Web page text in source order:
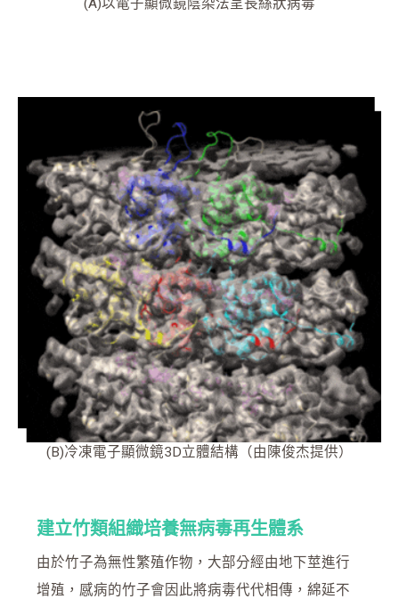
(A)以電子顯微鏡陰染法呈長絲狀病毒
(B)冷凍電子顯微鏡3D立體結構（由陳俊杰提供）
建立竹類組織培養無病毒再生體系
由於竹子為無性繁殖作物，大部分經由地下莖進行
增殖，感病的竹子會因此將病毒代代相傳，綿延不